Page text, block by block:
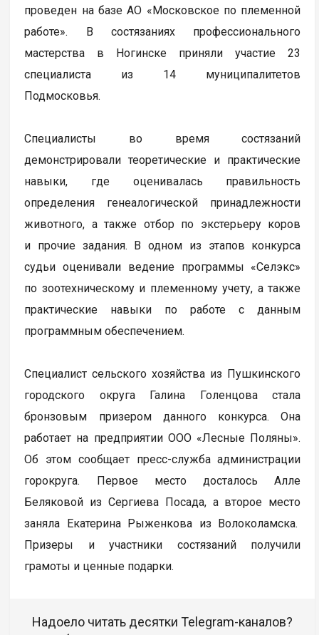
проведен на базе АО «Московское по племенной
работе». В состязаниях профессионального
мастерства в Ногинске приняли участие 23
специалиста из 14 муниципалитетов
Подмосковья.
Специалисты во время состязаний
демонстрировали теоретические и практические
навыки, где оценивалась правильность
определения генеалогической принадлежности
животного, а также отбор по экстерьеру коров
и прочие задания. В одном из этапов конкурса
судьи оценивали ведение программы «Селэкс»
по зоотехническому и племенному учету, а также
практические навыки по работе с данным
программным обеспечением.
Специалист сельского хозяйства из Пушкинского
городского округа Галина Голенцова стала
бронзовым призером данного конкурса. Она
работает на предприятии ООО «Лесные Поляны».
Об этом сообщает пресс-служба администрации
горокруга. Первое место досталось Алле
Беляковой из Сергиева Посада, а второе место
заняла Екатерина Рыженкова из Волоколамска.
Призеры и участники состязаний получили
грамоты и ценные подарки.
Надоело читать десятки Telegram-каналов?